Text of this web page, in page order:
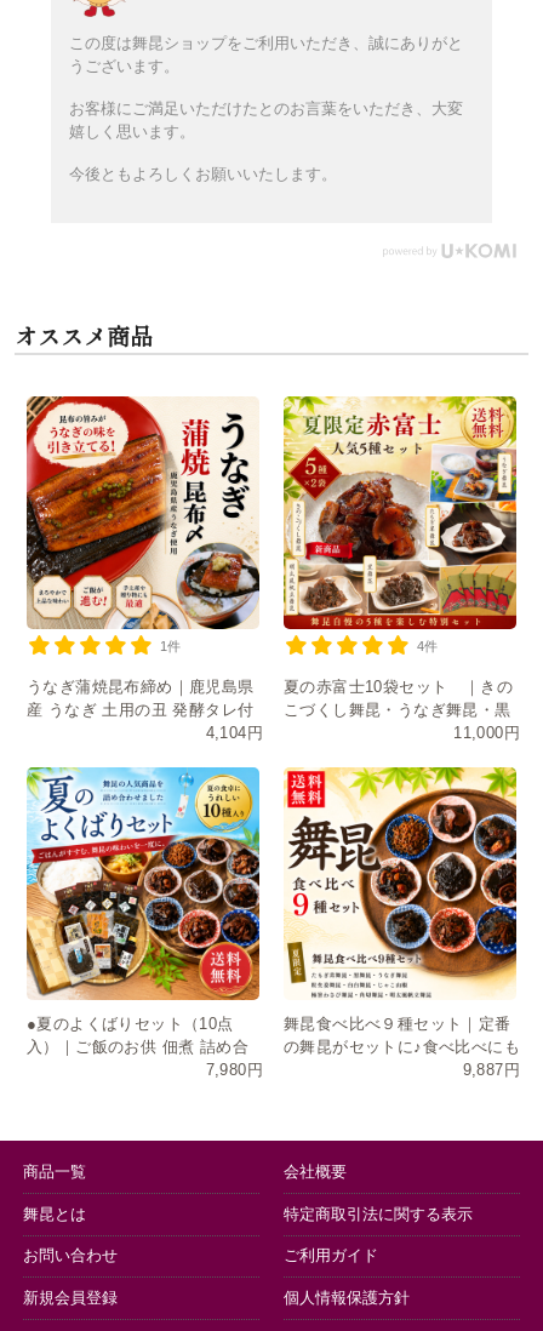
この度は舞昆ショップをご利用いただき、誠にありがと
うございます。
お客様にご満足いただけたとのお言葉をいただき、大変
嬉しく思います。
今後ともよろしくお願いいたします。
オススメ商品
うなぎ蒲焼昆布締め｜鹿児島県
産 うなぎ 土用の丑 発酵タレ付
4,104円
1件
夏の赤富士10袋セット ｜きの
こづくし舞昆・うなぎ舞昆・黒
舞昆・たもぎ茸・明太風帆立舞
11,000円
4件
●夏のよくばりセット（10点
入）｜ご飯のお供 佃煮 詰め合
わせ お中元 ギフト 送料無料
7,980円
舞昆食べ比べ９種セット｜定番
の舞昆がセットに♪食べ比べにも
9,887円
商品一覧
舞昆とは
会社概要
特定商取引法に関する表示
お問い合わせ
新規会員登録
ご利用ガイド
個人情報保護方針